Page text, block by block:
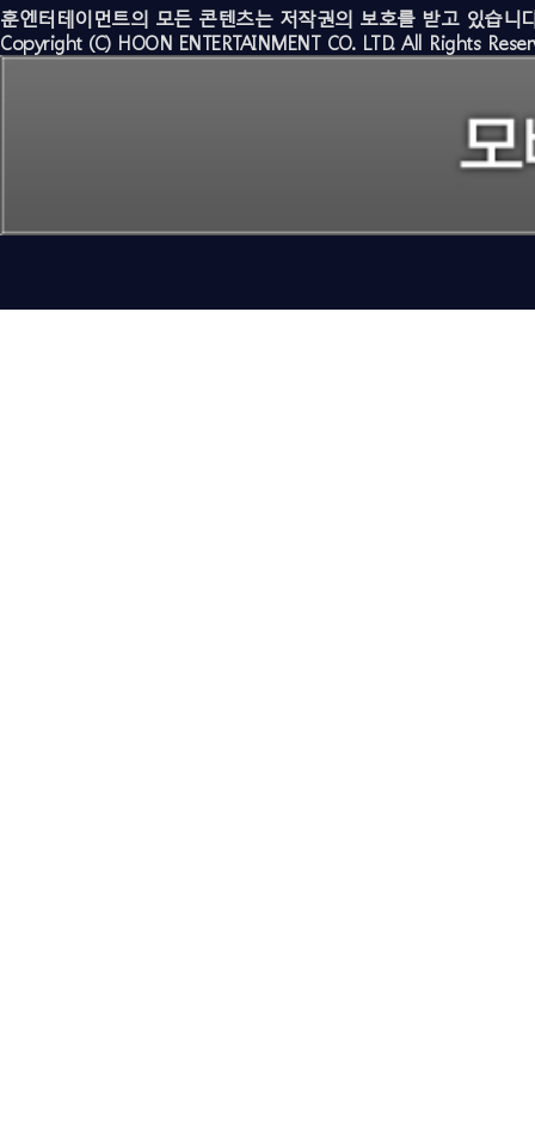
훈엔터테이먼트의 모든 콘텐츠는 저작권의 보호를 받고 있습니
Copyright (C) HOON ENTERTAINMENT CO. LTD. All Rights